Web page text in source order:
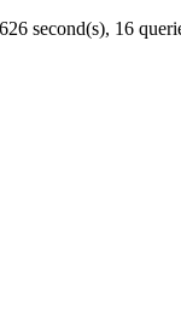
second(s), 16